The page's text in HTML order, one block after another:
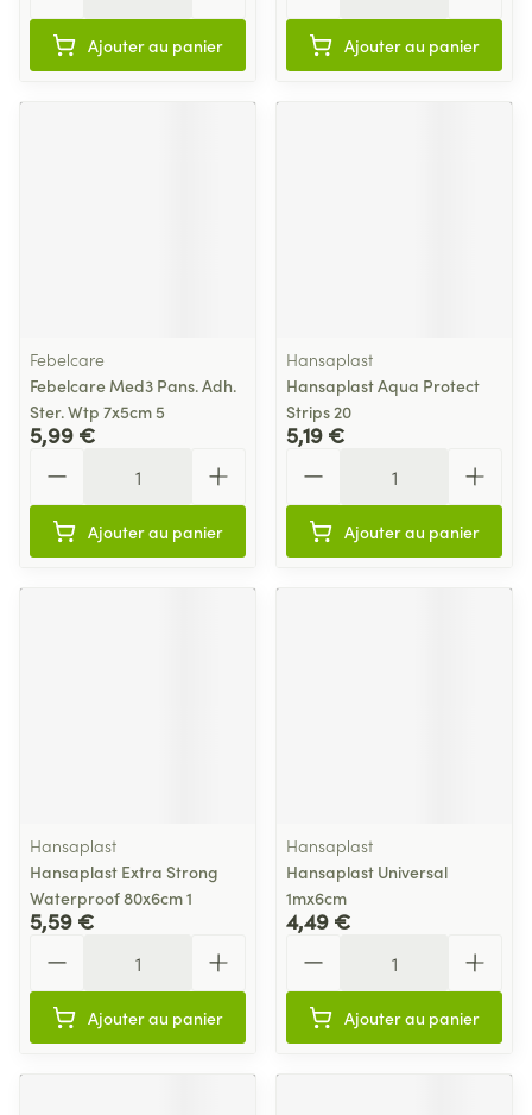
Ajouter au panier Ajouter au panier
Febelcare
Febelcare Med3 Pans. Adh.
Ster. Wtp 7x5cm 5
5,99 €
Ajouter au panier
Hansaplast
Hansaplast Aqua Protect
Strips 20
5,19 €
Ajouter au panier
Hansaplast
Hansaplast Extra Strong
Waterproof 80x6cm 1
5,59 €
Ajouter au panier
Hansaplast
Hansaplast Universal
1mx6cm
4,49 €
Ajouter au panier